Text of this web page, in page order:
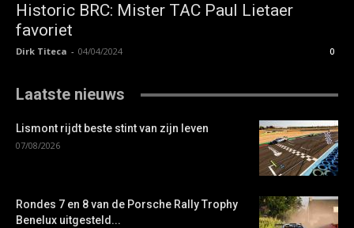
Historic BRC: Mister TAC Paul Lietaer
favoriet
Dirk Titeca - 04/04/2024 0
Laatste nieuws
Lismont rijdt beste stint van zijn leven
07/08/2026
Rondes 7 en 8 van de Porsche Rally Trophy
Benelux uitgesteld...